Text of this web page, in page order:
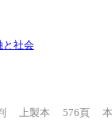
社会
上製本 576頁